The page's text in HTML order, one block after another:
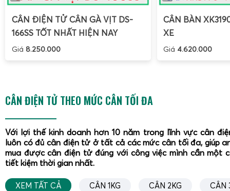
CÂN ĐIỆN TỬ CÂN GÀ VỊT DS-
166SS TỐT NHẤT HIỆN NAY
Giá 8.250.000
CÂN BÀN
XE
Giá 4.620.000
CÂN ĐIỆN TỬ THEO MỨC CÂN TỐI ĐA
Với lợi thế kinh doanh hơn 10 năm trong lĩnh vực cân
luôn có đủ cân điện tử ở tất cả các mức cân tối đa, giúp
mua được cân điện tử đúng với công việc mình cần một
tiết kiệm thời gian nhất.
XEM TẤT CẢ CÂN 1KG CÂN 2KG CÂN